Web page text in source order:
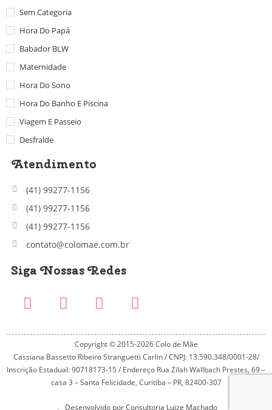
Sem Categoria
Hora Do Papá
Babador BLW
Maternidade
Hora Do Sono
Hora Do Banho E Piscina
Viagem E Passeio
Desfralde
Atendimento
(41) 99277-1156
(41) 99277-1156
(41) 99277-1156
contato@colomae.com.br
Siga Nossas Redes
Copyright © 2015-2026 Colo de Mãe
Cassiana Bassetto Ribeiro Stranguetti Carlin / CNPJ: 13.590.348/0001-28/
Inscrição Estadual: 90718173-15 / Endereço Rua Zilah Wallbach Prestes, 69 –
casa 3 – Santa Felicidade, Curitiba – PR, 82400-307
Desenvolvido por Consultoria Luize Machado